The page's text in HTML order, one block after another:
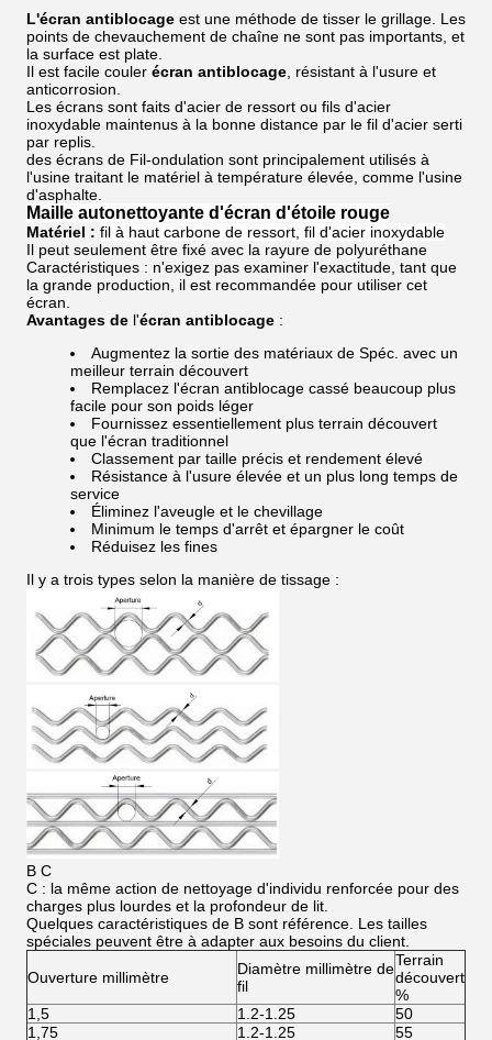
L'écran antiblocage est une méthode de tisser le grillage. Les
points de chevauchement de chaîne ne sont pas importants, et
la surface est plate.
Il est facile couler écran antiblocage , résistant à l'usure et
anticorrosion.
Les écrans sont faits d'acier de ressort ou fils d'acier
inoxydable maintenus à la bonne distance par le fil d'acier serti
par replis.
des écrans de Fil-ondulation sont principalement utilisés à
l'usine traitant le matériel à température élevée, comme l'usine
d'asphalte.
Maille autonettoyante d'écran d'étoile rouge
Matériel : fil à haut carbone de ressort, fil d'acier inoxydable
Il peut seulement être fixé avec la rayure de polyuréthane
Caractéristiques : n'exigez pas examiner l'exactitude, tant que
la grande production, il est recommandée pour utiliser cet
écran.
Avantages de l'écran antiblocage :
Augmentez la sortie des matériaux de Spéc. avec un
meilleur terrain découvert
Remplacez l'écran antiblocage cassé beaucoup plus
facile pour son poids léger
Fournissez essentiellement plus terrain découvert
que l'écran traditionnel
Classement par taille précis et rendement élevé
Résistance à l'usure élevée et un plus long temps de
service
Éliminez l'aveugle et le chevillage
Minimum le temps d'arrêt et épargner le coût
Réduisez les fines
Il y a trois types selon la manière de tissage :
B C
C : la même action de nettoyage d'individu renforcée pour des
charges plus lourdes et la profondeur de lit.
Quelques caractéristiques de B sont référence. Les tailles
spéciales peuvent être à adapter aux besoins du client.
Ouverture millimètre
Diamètre millimètre de
fil
Terrain
découvert
%
1,5
1.2-1.25
50
1,75
1.2-1.25 55